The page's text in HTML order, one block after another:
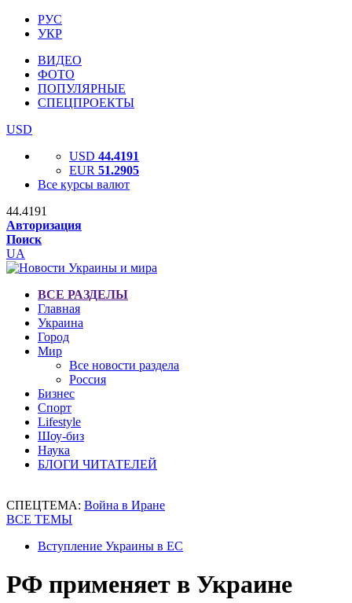
РУС
УКР
ВИДЕО
ФОТО
ПОПУЛЯРНЫЕ
СПЕЦПРОЕКТЫ
USD
USD 44.4191
EUR 51.2905
Все курсы валют
44.4191
Авторизация
Поиск
UA
ВСЕ РАЗДЕЛЫ
Главная
Украина
Город
Мир
Все новости раздела
Россия
Бизнес
Спорт
Lifestyle
Шоу-биз
Наука
БЛОГИ ЧИТАТЕЛЕЙ
СПЕЦТЕМА: Война в Иране
ВСЕ ТЕМЫ
Вступление Украины в ЕС
РФ применяет в Украине